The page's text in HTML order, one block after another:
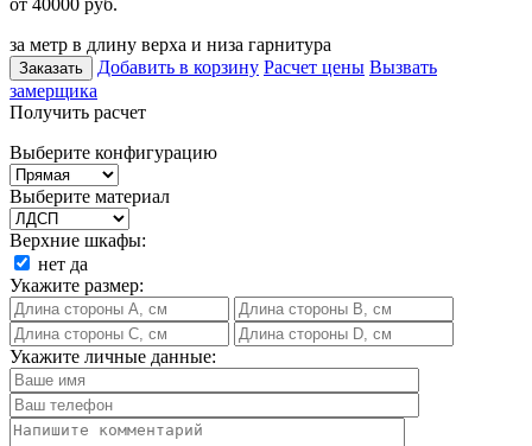
за метр в длину верха и низа гарнитура
Заказать Добавить в корзину Расчет цены Вызвать
замерщика
Получить расчет
Выберите конфигурацию
Выберите материал
Верхние шкафы:
нет да
Укажите размер:
Укажите личные данные: